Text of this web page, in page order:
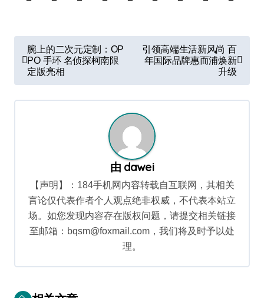
文
章
导
航
腕上的二次元定制：OP
PO 手环 名侦探柯南限
定版亮相
引领高端生活新风尚 百
年国际品牌惠而浦焕新
升级
由 dawei
【声明】：184手机网内容转载自互联网，其相关
言论仅代表作者个人观点绝非权威，不代表本站立
场。如您发现内容存在版权问题，请提交相关链接
至邮箱：bqsm@foxmail.com，我们将及时予以处
理。